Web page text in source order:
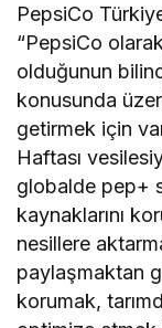
PepsiCo
“PepsiCo
olduğunun
konusunda
getirmek için
Haftası
globalde pep+
kaynaklarını
nesillere
paylaşmaktan
korumak,